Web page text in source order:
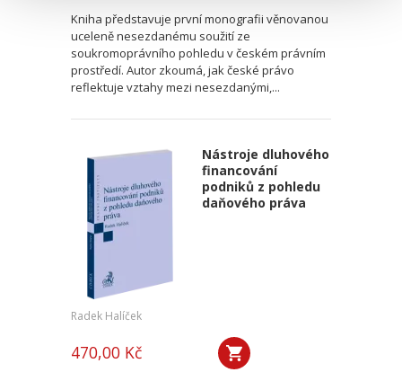
Kniha představuje první monografii věnovanou
uceleně nesezdanému soužití ze
soukromoprávního pohledu v českém právním
prostředí. Autor zkoumá, jak české právo
reflektuje vztahy mezi nesezdanými,...
Nástroje dluhového
financování
podniků z pohledu
daňového práva
Radek Halíček
470,00 Kč